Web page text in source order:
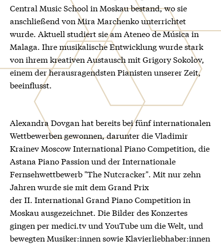
Central Music School in Moskau bestand, wo sie
anschließend von Mira Marchenko unterrichtet
wurde. Aktuell studiert sie am Ateneo de Música in
Malaga. Ihre musikalische Entwicklung wurde stark
von ihrem kreativen Austausch mit Grigory Sokolov,
einem der herausragendsten Pianisten unserer Zeit,
beeinflusst.
Alexandra Dovgan hat bereits bei fünf internationalen
Wettbewerben gewonnen, darunter die Vladimir
Krainev Moscow International Piano Competition, die
Astana Piano Passion und der Internationale
Fernsehwettbewerb "The Nutcracker". Mit nur zehn
Jahren wurde sie mit dem Grand Prix
der II. International Grand Piano Competition in
Moskau ausgezeichnet. Die Bilder des Konzertes
gingen per medici.tv und YouTube um die Welt, und
bewegten Musiker:innen sowie Klavierliebhaber:innen